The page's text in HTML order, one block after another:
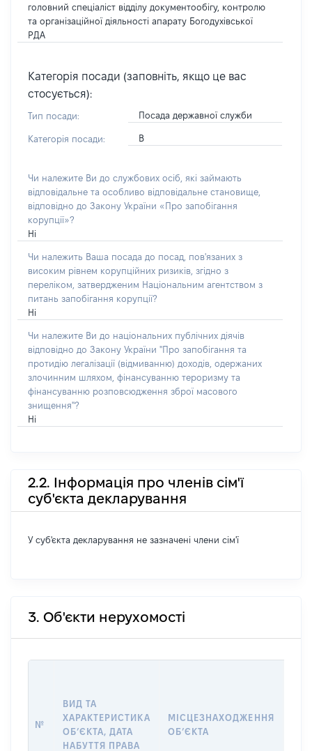
головний спеціаліст відділу документообігу, контролю
та організаційної діяльності апарату Богодухівської
РДА
Категорія посади (заповніть, якщо це вас
стосується):
Тип посади: Посада державної служби
Категорія посади: В
Чи належите Ви до службових осіб, які займають
відповідальне та особливо відповідальне становище,
відповідно до Закону України «Про запобігання
корупції»?
Ні
Чи належить Ваша посада до посад, пов'язаних з
високим рівнем корупційних ризиків, згідно з
переліком, затвердженим Національним агентством з
питань запобігання корупції?
Ні
Чи належите Ви до національних публічних діячів
відповідно до Закону України "Про запобігання та
протидію легалізації (відмиванню) доходів, одержаних
злочинним шляхом, фінансуванню тероризму та
фінансуванню розповсюдження зброї масового
знищення"?
Ні
2.2. Інформація про членів сім'ї
суб'єкта декларування
У суб'єкта декларування не зазначені члени сім'ї
3. Об'єкти нерухомості
№
ВИД ТА
ХАРАКТЕРИСТИКА
ОБʼЄКТА, ДАТА
НАБУТТЯ ПРАВА
МІСЦЕЗНАХОДЖЕННЯ
ОБʼЄКТА